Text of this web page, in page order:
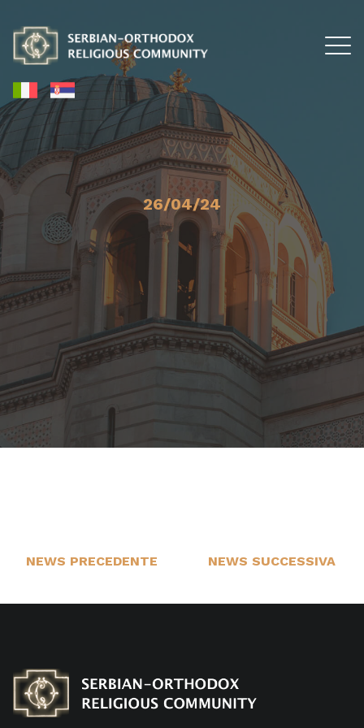
26/04/24
NEWS PRECEDENTE NEWS SUCCESSIVA